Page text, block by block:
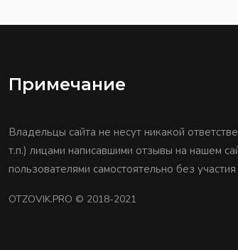
Примечание
Владельцы сайта не несут никакой
т.п.) лицами написавшими отзывы на нашем
пользователями самостоятельно без
OTZOVIK.PRO © 2018-2021